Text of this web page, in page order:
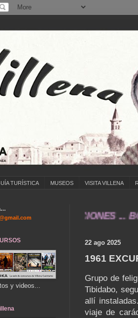
TURÍSTICA MUSEOS VISITA VILLENA
...
22 ago 2025
1961
Grupo de
Tibidabo,
allí
viaje de
y videos...